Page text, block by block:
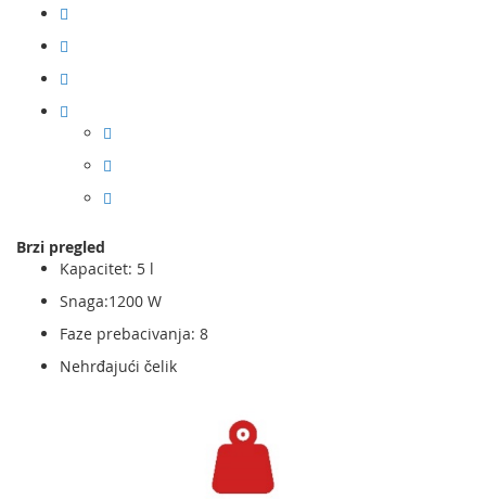
Brzi pregled
Kapacitet: 5 l
Snaga:1200 W
Faze prebacivanja: 8
Nehrđajući čelik